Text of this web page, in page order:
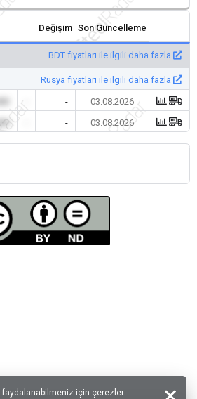
Değişim Son Güncelleme
BDT fiyatları ile ilgili daha fazla
Rusya fiyatları ile ilgili daha fazla
-
03.08.2026
- 03.08.2026
için çerezler